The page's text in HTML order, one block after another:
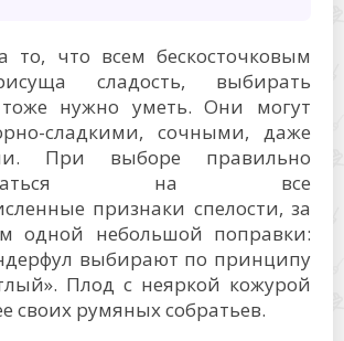
то, что всем бескосточковым
сладость, выбирать
нужно уметь. Они могут
сладкими, сочными, даже
При выборе правильно
на все
признаки спелости, за
одной небольшой поправки:
выбирают по принципу
Плод с неяркой кожурой
своих румяных собратьев.